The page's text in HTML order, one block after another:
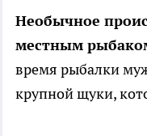
Необычное
местным
время рыбалки
крупной щуки,